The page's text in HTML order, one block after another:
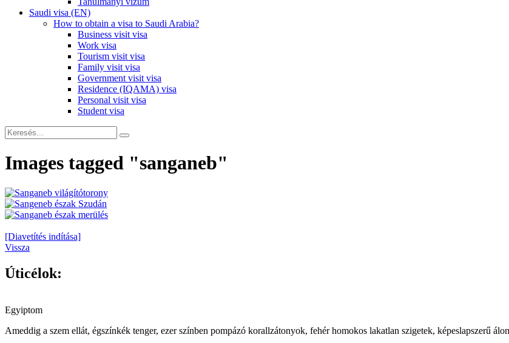
Saudi visa (EN)
How to obtain a visa to Saudi Arabia?
Business visit visa
Work visa
Tourism visit visa
Family visit visa
Government visit visa
Residence (IQAMA) visa
Personal visit visa
Student visa
Images tagged "sanganeb"
[Diavetítés indítása]
Vissza
Úticélok:
Egyiptom
Ameddig a szem ellát, égszínkék tenger, ezer színben pompázó korallzátonyok, fehér homokos lakatlan szigetek, képeslapszerű